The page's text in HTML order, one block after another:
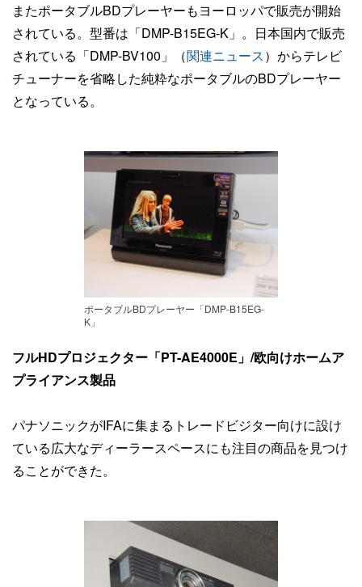
またポータブルBDプレーヤーもヨーロッパで販売が開始
されている。型番は「DMP-B15EG-K」。日本国内で販売
されている「DMP-BV100」（関連ニュース）からテレビ
チューナーを省略した純粋なポータブルのBDプレーヤー
となっている。
ポータブルBDプレーヤー「DMP-B15EG-
K」
フルHDプロジェクター「PT-AE4000E」/欧向けホームア
プライアンス製品
パナソニックがIFAに集まるトレードビジター向けに設け
ている広大なディーラースペースにも注目の商品を見つけ
ることができた。